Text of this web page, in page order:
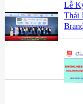
Lễ
Thái